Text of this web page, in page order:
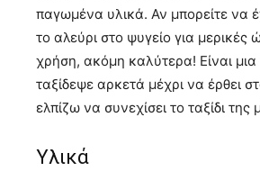
παγωμένα υλικά. Αν μπορείτε να
το αλεύρι στο ψυγείο για μερικές
χρήση, ακόμη καλύτερα! Είναι
ταξίδεψε αρκετά μέχρι να έρθει
ελπίζω να συνεχίσει το ταξίδι
Υλικά